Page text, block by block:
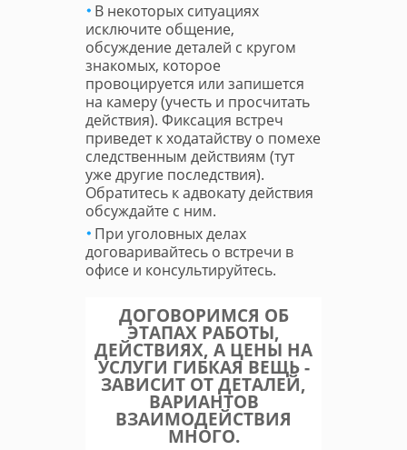
В некоторых ситуациях
исключите общение,
обсуждение деталей с кругом
знакомых, которое
провоцируется или запишется
на камеру (учесть и просчитать
действия). Фиксация встреч
приведет к ходатайству о помехе
следственным действиям (тут
уже другие последствия).
Обратитесь к адвокату действия
обсуждайте с ним.
При уголовных делах
договаривайтесь о встречи в
офисе и консультируйтесь.
ДОГОВОРИМСЯ ОБ
ЭТАПАХ РАБОТЫ,
ДЕЙСТВИЯХ, А ЦЕНЫ НА
УСЛУГИ ГИБКАЯ ВЕЩЬ -
ЗАВИСИТ ОТ ДЕТАЛЕЙ,
ВАРИАНТОВ
ВЗАИМОДЕЙСТВИЯ
МНОГО.